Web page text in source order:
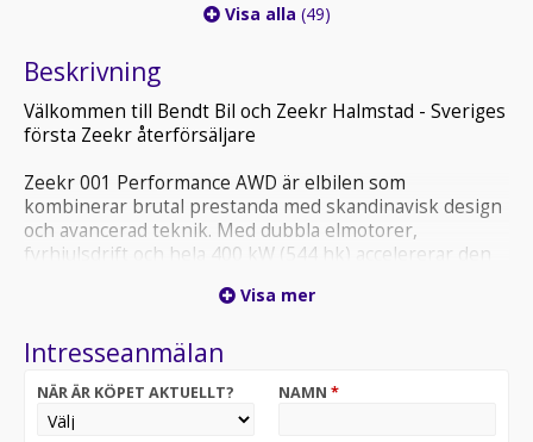
Visa alla (49)
Beskrivning
Välkommen till Bendt Bil och Zeekr Halmstad - Sveriges
första Zeekr återförsäljare
Zeekr 001 Performance AWD är elbilen som
kombinerar brutal prestanda med skandinavisk design
och avancerad teknik. Med dubbla elmotorer,
fyrhjulsdrift och hela 400 kW (544 hk) accelererar den
som den erbjuder upp till cirka 594km WLTP-räckvidd
genom sitt europeiska designcenter i Göteborg, där
bilens formspråk och användarupplevelse utvecklas för
Visa mer
Intresseanmälan
NÄR ÄR KÖPET AKTUELLT? NAMN *